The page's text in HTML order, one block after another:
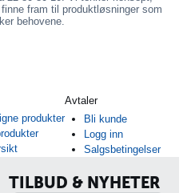
fram til produktløsninger som
behovene.
produkter
Avtaler
Bli kunde
Logg inn
Salgsbetingelser
TILBUD & NYHETER